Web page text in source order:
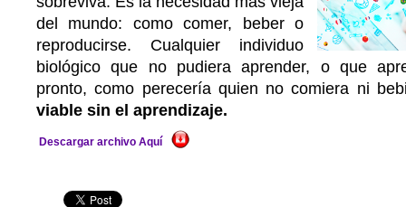
del mundo: como comer, beber o
reproducirse. Cualquier individuo
biológico que no pudiera aprender, o que
pronto, como perecería quien no comiera ni
viable sin el aprendizaje.
Descargar archivo Aquí